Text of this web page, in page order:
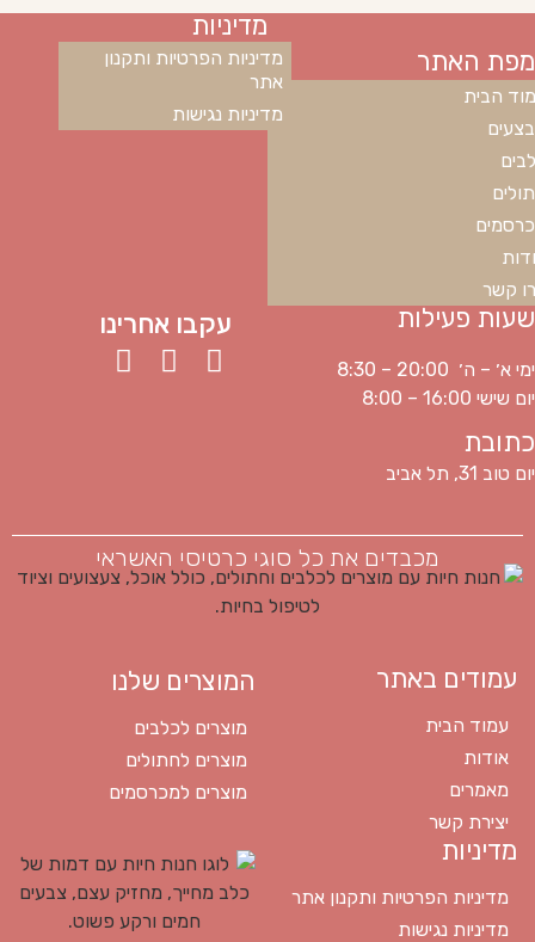
מפת האתר
הבית
קשר
מדיניות
מדיניות הפרטיות ותקנון
אתר
מדיניות נגישות
שעות פעילות
ימי א׳ – ה׳ 20:00 – 8:30
יום שישי 16:00 – 8:00
כתובת
יום טוב 31, תל אביב
עקבו אחרינו
מכבדים את כל סוגי כרטיסי האשראי
עמודים באתר
עמוד הבית
אודות
מאמרים
יצירת קשר
המוצרים שלנו
מוצרים לכלבים
מוצרים לחתולים
מוצרים למכרסמים
מדיניות
מדיניות הפרטיות ותקנון אתר
מדיניות נגישות